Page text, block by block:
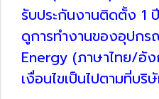
รับประกันงานติดตั้ง 1 ปี
ดูการทำงานของอุปก
Energy (ภาษาไทย/อั
เงื่อนไขเป็นไปตามที่บ